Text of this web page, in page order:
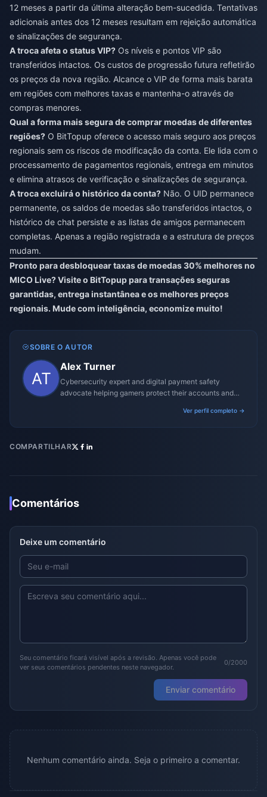
12 meses a partir da última alteração bem-sucedida. Tentativas
adicionais antes dos 12 meses resultam em rejeição automática
e sinalizações de segurança.
A troca afeta o status VIP? Os níveis e pontos VIP são
transferidos intactos. Os custos de progressão futura refletirão
os preços da nova região. Alcance o VIP de forma mais barata
em regiões com melhores taxas e mantenha-o através de
compras menores.
Qual a forma mais segura de comprar moedas de diferentes
regiões? O BitTopup oferece o acesso mais seguro aos preços
regionais sem os riscos de modificação da conta. Ele lida com o
processamento de pagamentos regionais, entrega em minutos
e elimina atrasos de verificação e sinalizações de segurança.
A troca excluirá o histórico da conta? Não. O UID permanece
permanente, os saldos de moedas são transferidos intactos, o
histórico de chat persiste e as listas de amigos permanecem
completas. Apenas a região registrada e a estrutura de preços
mudam.
Pronto para desbloquear taxas de moedas 30% melhores no
MICO Live? Visite o BitTopuppara transações seguras
garantidas, entrega instantânea e os melhores preços
regionais. Mude com inteligência, economize muito!
SOBRE O AUTOR
Alex Turner
Cybersecurity expert and digital payment safety
advocate helping gamers protect their accounts and
Ver perfil completo →
COMPARTILHAR
Comentários
Deixe um comentário
Seu comentário ficará visível após a revisão. Apenas você pode
ver seus comentários pendentes neste navegador.
0/2000
Enviar comentário
Nenhum comentário ainda. Seja o primeiro a comentar.